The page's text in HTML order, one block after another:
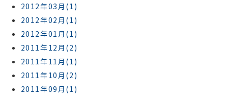
2012年03月(1)
2012年02月(1)
2012年01月(1)
2011年12月(2)
2011年11月(1)
2011年10月(2)
2011年09月(1)